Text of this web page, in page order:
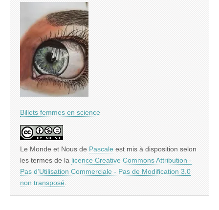
Billets femmes en science
Le Monde et Nous de Pascale est mis à disposition selon
les termes de la licence Creative Commons Attribution -
Pas d’Utilisation Commerciale - Pas de Modification 3.0
non transposé